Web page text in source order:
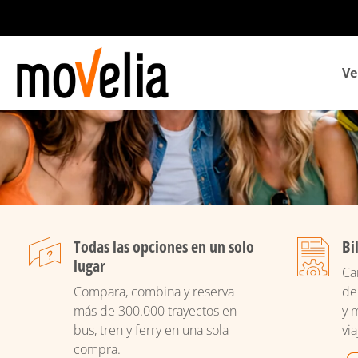
principal
Todas las opciones en un solo
lugar
Compara, combina y reserva
más de 300.000 trayectos en
bus, tren y ferry en una sola
compra.
y